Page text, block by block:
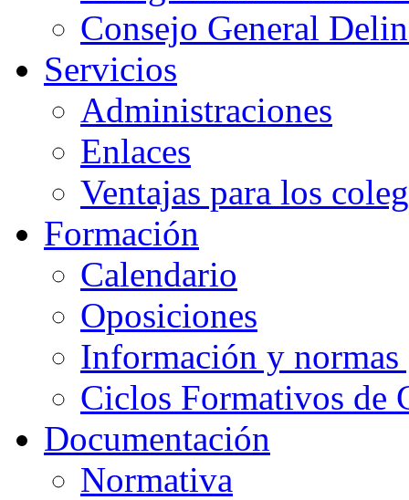
Consejo General
Servicios
Administraciones
Enlaces
Ventajas para los
Formación
Calendario
Oposiciones
Información y normas
Ciclos Formativos de
Documentación
Normativa